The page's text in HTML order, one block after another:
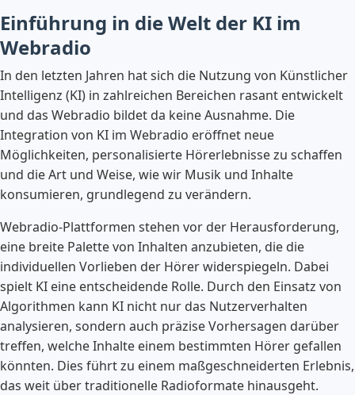
Einführung in die Welt der KI im
Webradio
In den letzten Jahren hat sich die Nutzung von Künstlicher
Intelligenz (KI) in zahlreichen Bereichen rasant entwickelt
und das Webradio bildet da keine Ausnahme. Die
Integration von KI im Webradio eröffnet neue
Möglichkeiten, personalisierte Hörerlebnisse zu schaffen
und die Art und Weise, wie wir Musik und Inhalte
konsumieren, grundlegend zu verändern.
Webradio-Plattformen stehen vor der Herausforderung,
eine breite Palette von Inhalten anzubieten, die die
individuellen Vorlieben der Hörer widerspiegeln. Dabei
spielt KI eine entscheidende Rolle. Durch den Einsatz von
Algorithmen kann KI nicht nur das Nutzerverhalten
analysieren, sondern auch präzise Vorhersagen darüber
treffen, welche Inhalte einem bestimmten Hörer gefallen
könnten. Dies führt zu einem maßgeschneiderten Erlebnis,
das weit über traditionelle Radioformate hinausgeht.